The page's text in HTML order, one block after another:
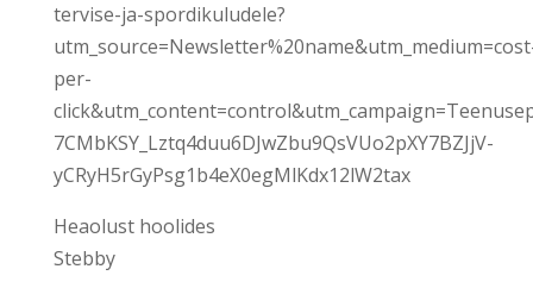
tervise-ja-spordikuludele?
per-
7CMbKSY_Lztq4duu6DJwZbu9QsVUo2pXY7BZJjV-
yCRyH5rGyPsg1b4eX0egMlKdx12lW2tax
Heaolust hoolides
Stebby